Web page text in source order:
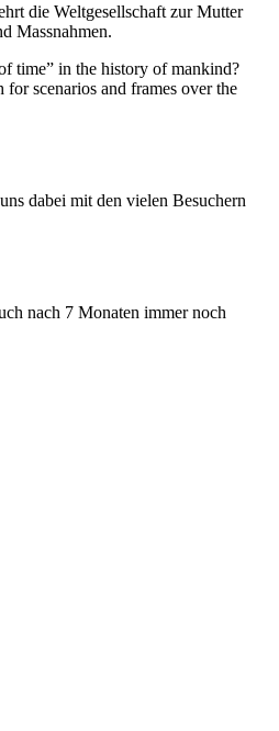
die Weltgesellschaft zur Mutter
Massnahmen.
time” in the history of mankind?
scenarios and frames over the
dabei mit den vielen Besuchern
nach 7 Monaten immer noch